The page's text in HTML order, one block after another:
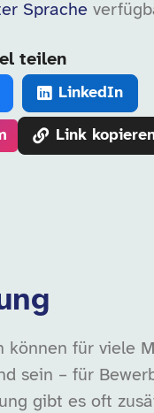
Sprache
teilen
LinkedIn
Link
können für viele
sein – für
gibt es oft